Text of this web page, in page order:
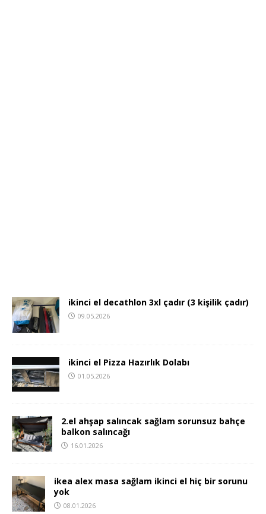
ikinci el decathlon 3xl çadır (3 kişilik çadır)
09.05.2026
ikinci el Pizza Hazırlık Dolabı
01.05.2026
2.el ahşap salıncak sağlam sorunsuz bahçe
balkon salıncağı
16.01.2026
ikea alex masa sağlam ikinci el hiç bir sorunu
yok
08.01.2026